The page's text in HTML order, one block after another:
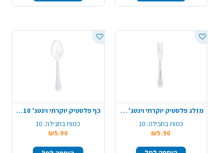
מזלג פלסטיק יוקרתי וינטג' 10 יח' - ניצוצות כסף
כמות בחבילה: 10
₪5.90
כף פלסטיק יוקרתי וינטג' 10 יח' - ניצוצות כסף
כמות בחבילה: 10
₪5.90